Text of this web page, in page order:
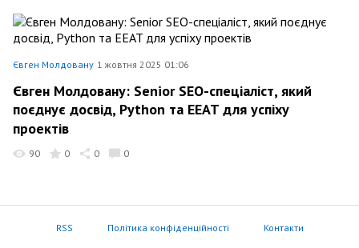
Євген Молдовану 1 жовтня 2025 01:06
Євген Молдовану: Senior SEO-спеціаліст, який
поєднує досвід, Python та EEAT для успіху
проектів
90 0 0 0
RSS Політика конфіденційності Контакти